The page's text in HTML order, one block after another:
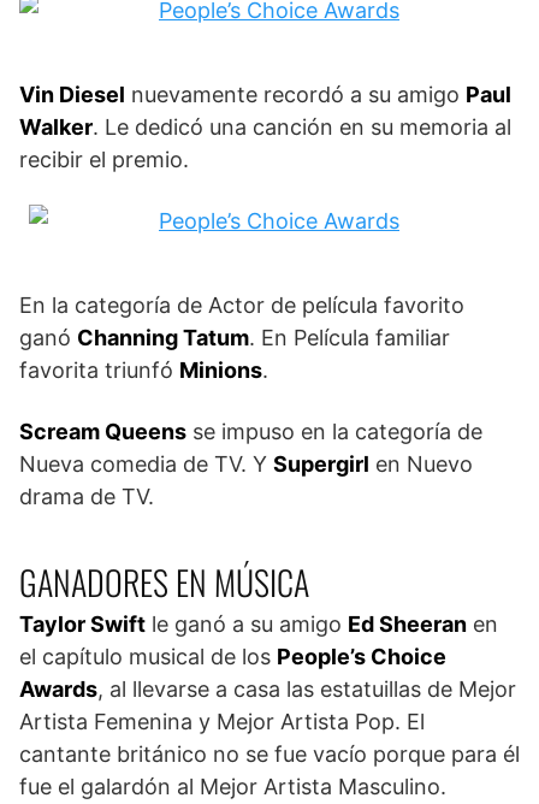
Vin Diesel nuevamente recordó a su amigo Paul
Walker. Le dedicó una canción en su memoria al
recibir el premio.
En la categoría de Actor de película favorito
ganó Channing Tatum. En Película familiar
favorita triunfó Minions.
Scream Queens se impuso en la categoría de
Nueva comedia de TV. Y Supergirl en Nuevo
drama de TV.
GANADORES EN MÚSICA
Taylor Swift le ganó a su amigo Ed Sheeran en
el capítulo musical de los People’s Choice
Awards, al llevarse a casa las estatuillas de Mejor
Artista Femenina y Mejor Artista Pop. El
cantante británico no se fue vacío porque para él
fue el galardón al Mejor Artista Masculino.